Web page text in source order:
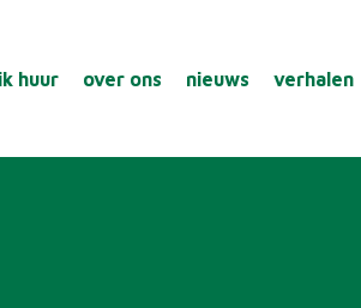
ik huur over ons nieuws verhalen